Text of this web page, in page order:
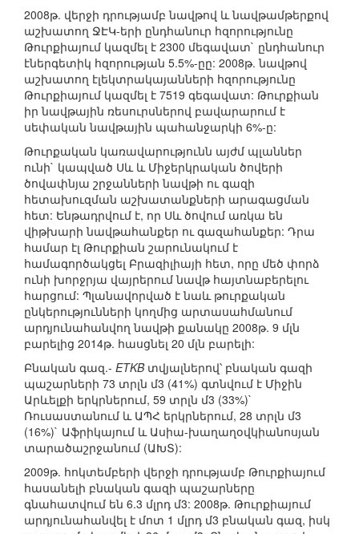
2008թ. վերջի դրությամբ նավթով և նավթամթերքով
աշխատող ՋԷԿ-երի ընդհանուր հզորությունը
Թուրքիայում կազմել է 2300 մեգավատ` ընդհանուր
էներգետիկ հզորության 5.5%-ըը: 2008թ. նավթով
աշխատող էլեկտրակայանների հզորությունը
Թուրքիայում կազմել է 7519 գեգավատ: Թուրքիան
իր նավթային ռեսուրսներով բավարարում է
սեփական նավթային պահանջարկի 6%-ը:
Թուրքական կառավարությունն այժմ պլաններ
ունի` կապված Սև և Միջերկրական ծովերի
ծովափնյա շրջանների նավթի ու գազի
հետախուզման աշխատանքների արագացման
հետ: Ենթադրվում է, որ Սև ծովում առկա են
վիթխարի նավթահանքեր ու գազահանքեր: Դրա
համար էլ Թուրքիան շարունակում է
համագործակցել Բրազիլիայի հետ, որը մեծ փորձ
ունի խորջրյա վայրերում նավթ հայտնաբերելու
հարցում: Պլանավորված է նաև թուրքական
ընկերությունների կողմից արտասահմանում
արդյունահանվող նավթի քանակը 2008թ. 9 մլն
բարելից 2014թ. հասցնել 20 մլն բարելի:
Բնական գազ.- ETKBտվյալներով՝ բնական գազի
պաշարների 73 տրլն մ3 (41%) գտնվում է Միջին
Արևելքի երկրներում, 59 տրլն մ3 (33%)`
Ռուսաստանում և ԱՊՀ երկրներում, 28 տրլն մ3
(16%)` Աֆրիկայում և Ասիա-խաղաղօվկիանոսյան
տարածաշրջանում (ԱԽՏ):
2009թ. հոկտեմբերի վերջի դրությամբ Թուրքիայում
հասանելի բնական գազի պաշարները
գնահատվում են 6.3 մլրդ մ3: 2008թ. Թուրքիայում
արդյունահանվել է մոտ 1 մլրդ մ3 բնական գազ, իսկ